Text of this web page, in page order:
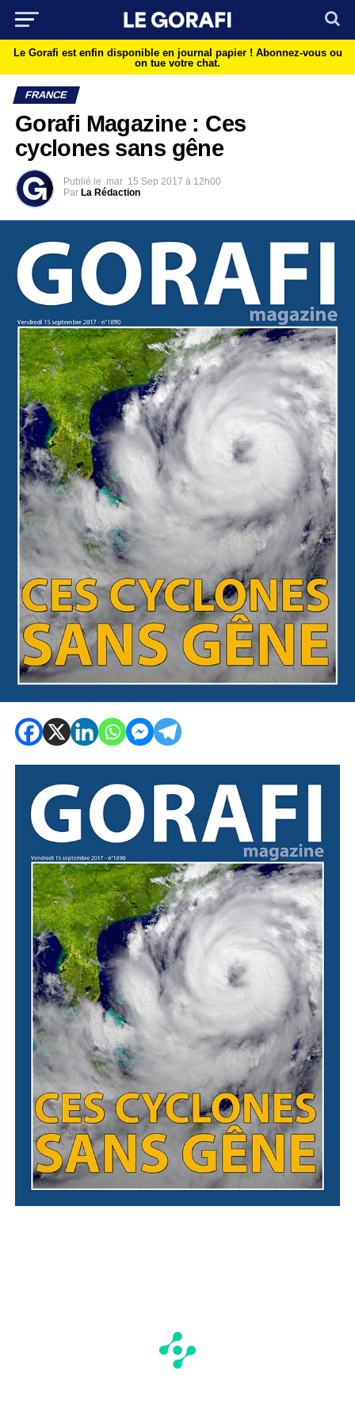
Le Gorafi est enfin disponible en journal papier ! Abonnez-vous ou
on tue votre chat.
FRANCE
Gorafi Magazine : Ces
cyclones sans gêne
Publié le mar 15 Sep 2017 à 12h00
Par La Rédaction